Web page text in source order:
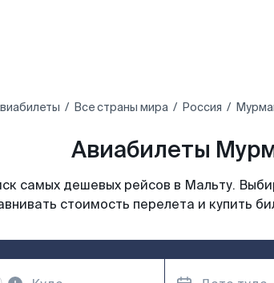
Все страны мира Россия
Авиабилеты
самых дешевых рейсов в Мальту.
стоимость перелета и купить